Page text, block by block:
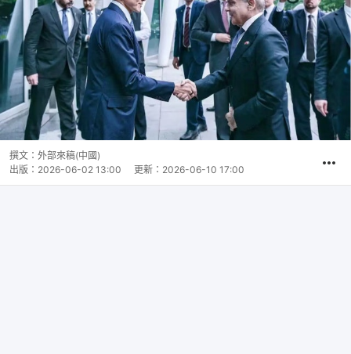
撰文： 外部來稿(中國)
出版： 2026-06-02 13:00 更新： 2026-06-10 17:00